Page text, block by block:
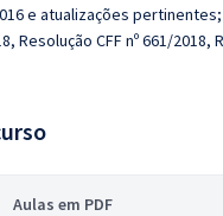
e atualizações pertinentes;
Resolução CFF nº 661/
Aulas em PDF